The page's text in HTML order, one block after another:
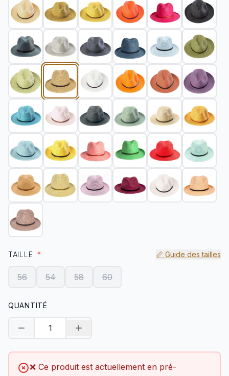
TAILLE * 📏 Guide des tailles
56 54 58 60
QUANTITÉ
Diminuer la quantitéAugmenter la quantité
❌ Ce produit est actuellement en pré-